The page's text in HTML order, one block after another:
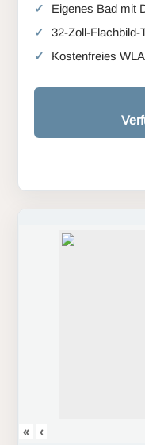
Eigenes Bad mit
32-Zoll-Flachbild-
Kostenfreies
« ‹